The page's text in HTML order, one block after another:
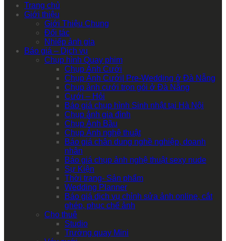
Trang chủ
Giới thiệu
Giới Thiệu Chung
Đối tác
Nhiếp ảnh gia
Báo giá – Dịch vụ
Chụp hình Quay phim
Chụp Ảnh Cưới
Chụp Ảnh Cưới| Pre-Wedding ở Đà Nẵng
Chụp ảnh cưới trọn gói ở Đà Nẵng
Cưới – Hỏi
Báo giá chụp hình Sinh nhật tại Hà Nội
Chụp ảnh gia đình
Chụp Ảnh Bầu
Chụp Ảnh nghệ thuật
Báo giá chân dung nghề nghiệp, doanh
nhân
Báo giá chụp ảnh nghệ thuật sexy nude
Sự Kiện
Thời trang- Sản phẩm
Wedding Planner
Báo giá dịch vụ chỉnh sửa ảnh online, cắt
ghép, phục chế ảnh
Cho thuê
Studio
Trường quay Mini